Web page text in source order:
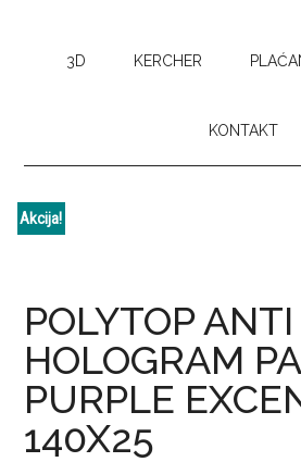
3D KERCHER
KONTAKT
Akcija!
POLYTOP ANTI
HOLOGRAM
PURPLE
140X25